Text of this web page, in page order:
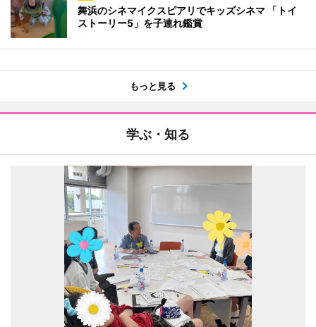
舞浜のシネマイクスピアリでキッズシネマ 「トイ
ストーリー5」を子連れ鑑賞
もっと見る
学ぶ・知る